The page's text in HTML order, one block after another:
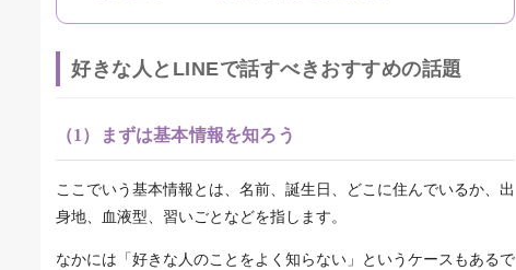
好きな人とLINEで話すべきおすすめの話題
（1）まずは基本情報を知ろう
ここでいう基本情報とは、名前、誕生日、どこに住んでいるか、出
身地、血液型、習いごとなどを指します。
なかには「好きな人のことをよく知らない」というケースもあるで